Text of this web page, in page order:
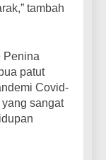
tambah
Penina
patut
Covid-
sangat